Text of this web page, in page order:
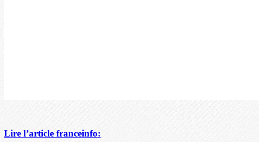
Lire l’article franceinfo: